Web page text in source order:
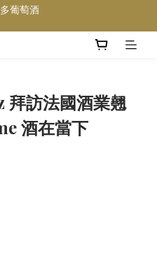
(不限支數) 皆可享免費送貨
宴酒試酒服務
訪法國酒業翹
酒在當下